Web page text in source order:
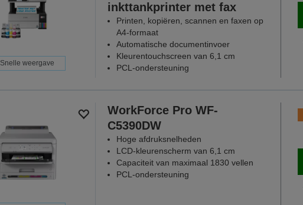
Snelle weergave
inkttankprinter met fax
Printen, kopiëren, scannen en faxen op
A4-formaat
Automatische documentinvoer
Kleurentouchscreen van 6,1 cm
PCL-ondersteuning
WorkForce Pro WF-
C5390DW
Hoge afdruksnelheden
LCD-kleurenscherm van 6,1 cm
Capaciteit van maximaal 1830 vellen
PCL-ondersteuning